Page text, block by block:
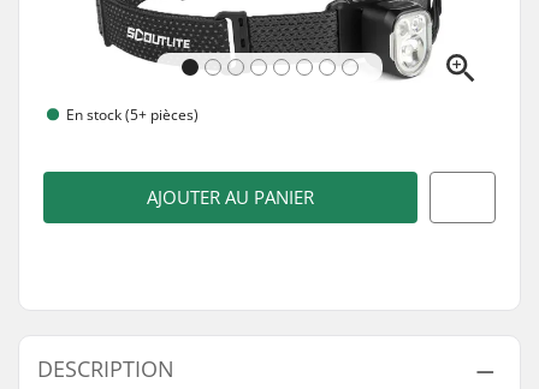
En stock (5+ pièces)
AJOUTER AU PANIER
DESCRIPTION